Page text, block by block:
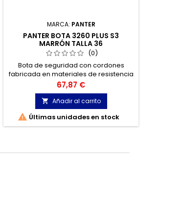
MARCA: PANTER
PANTER BOTA 3260 PLUS S3
MARRÓN TALLA 36
(0)
Bota de seguridad con cordones
fabricada en materiales de resistencia
y durabilidad extraordinaria. Horma
ergonómica y extra ancha, que ofrece
un ancho especial y gran estabilidad.
Precio
67,87 €
 Añadir al carrito
 Últimas unidades en stock